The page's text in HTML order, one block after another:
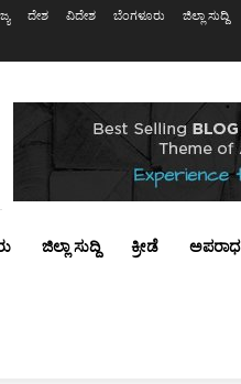
ದೇಶ ವಿದೇಶ ಬೆಂಗಳೂರು ಜಿಲ್ಲಾ ಸುದ್ದಿ
ಜಿಲ್ಲಾ ಸುದ್ದಿ ಕ್ರೀಡೆ ಅಪರಾಧ